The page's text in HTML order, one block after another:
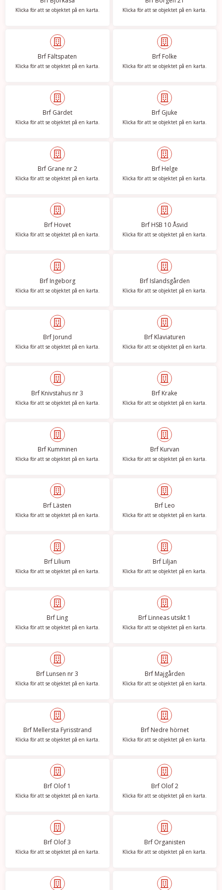
Klicka för att se objektet på en karta. Klicka för att se objektet på en karta.
Brf Fältspaten
Klicka för att se objektet på en karta.
Brf Folke
Klicka för att se objektet på en karta.
Brf Gärdet
Klicka för att se objektet på en karta.
Brf Gjuke
Klicka för att se objektet på en karta.
Brf Grane nr 2
Klicka för att se objektet på en karta.
Brf Helge
Klicka för att se objektet på en karta.
Brf Hovet
Klicka för att se objektet på en karta.
Brf HSB 10 Åsvid
Klicka för att se objektet på en karta.
Brf Ingeborg
Klicka för att se objektet på en karta.
Brf Islandsgården
Klicka för att se objektet på en karta.
Brf Jorund
Klicka för att se objektet på en karta.
Brf Klaviaturen
Klicka för att se objektet på en karta.
Brf Knivstahus nr 3
Klicka för att se objektet på en karta.
Brf Krake
Klicka för att se objektet på en karta.
Brf Kumminen
Klicka för att se objektet på en karta.
Brf Kurvan
Klicka för att se objektet på en karta.
Brf Lästen
Klicka för att se objektet på en karta.
Brf Leo
Klicka för att se objektet på en karta.
Brf Lilium
Klicka för att se objektet på en karta.
Brf Liljan
Klicka för att se objektet på en karta.
Brf Ling
Klicka för att se objektet på en karta.
Brf Linneas utsikt 1
Klicka för att se objektet på en karta.
Brf Lunsen nr 3
Klicka för att se objektet på en karta.
Brf Majgården
Klicka för att se objektet på en karta.
Brf Mellersta Fyrisstrand
Klicka för att se objektet på en karta.
Brf Nedre hörnet
Klicka för att se objektet på en karta.
Brf Olof 1
Klicka för att se objektet på en karta.
Brf Olof 2
Klicka för att se objektet på en karta.
Brf Olof 3
Klicka för att se objektet på en karta.
Brf Organisten
Klicka för att se objektet på en karta.